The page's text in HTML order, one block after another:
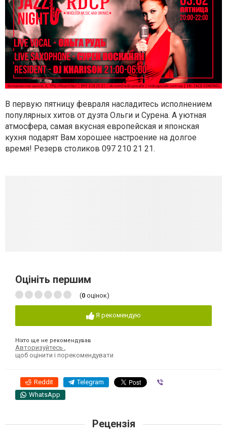
В первую пятницу февраля насладитесь исполнением
популярных хитов от дуэта Ольги и Сурена. А уютная
атмосфера, самая вкусная европейская и японская
кухня подарят Вам хорошее настроение на долгое
время! Резерв столиков 097 210 21 21.
Оцініть першим
(0 оцінок)
Я рекомендую
Ніхто ще не рекомендував
Авторизуйтесь
щоб оцінити і порекомендувати
Reddit Telegram
WhatsApp
Рецензія